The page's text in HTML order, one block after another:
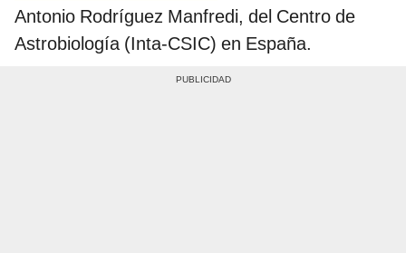
Antonio Rodríguez Manfredi, del Centro de
Astrobiología (Inta-CSIC) en España.